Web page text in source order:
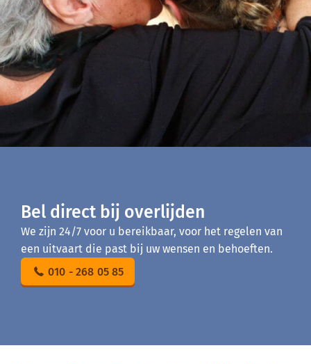
Bel direct bij overlijden
We zijn 24/7 voor u bereikbaar, voor het regelen van
een uitvaart die past bij uw wensen en behoeften.
010 - 268 05 85